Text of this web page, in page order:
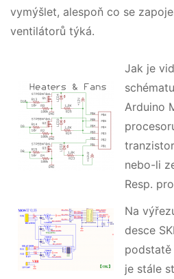
vymýšlet, alespoň co se
ventilátorů týká.
Jak je
Arduino
nebo-li
Resp.
Na
desce
podstatě
je stále